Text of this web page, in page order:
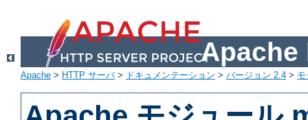
Apache
Apache > HTTP サーバ> ドキュメンテーション > バージョン 2.4 >